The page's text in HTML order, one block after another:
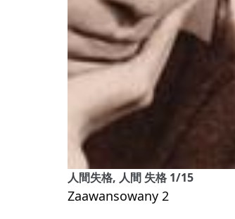
人間失格, 人間 失格 1/15
Zaawansowany 2